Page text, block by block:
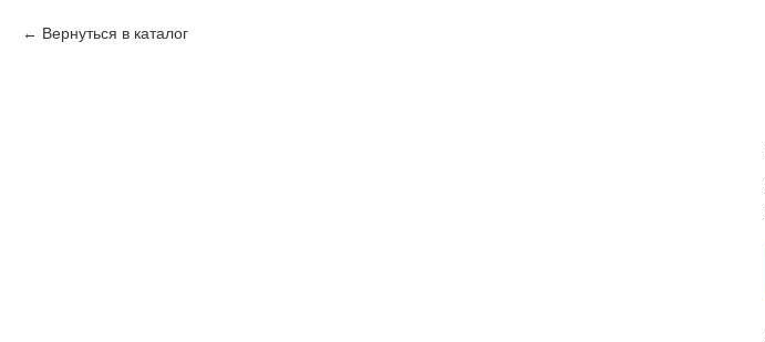
Вернуться в каталог